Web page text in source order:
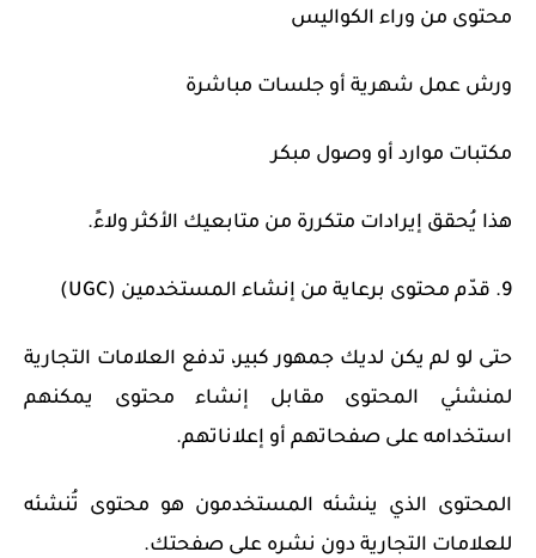
محتوى من وراء الكواليس
ورش عمل شهرية أو جلسات مباشرة
مكتبات موارد أو وصول مبكر
هذا يُحقق إيرادات متكررة من متابعيك الأكثر ولاءً.
9. قدّم محتوى برعاية من إنشاء المستخدمين (UGC)
حتى لو لم يكن لديك جمهور كبير، تدفع العلامات التجارية
لمنشئي المحتوى مقابل إنشاء محتوى يمكنهم
استخدامه على صفحاتهم أو إعلاناتهم.
المحتوى الذي ينشئه المستخدمون هو محتوى تُنشئه
للعلامات التجارية دون نشره على صفحتك.